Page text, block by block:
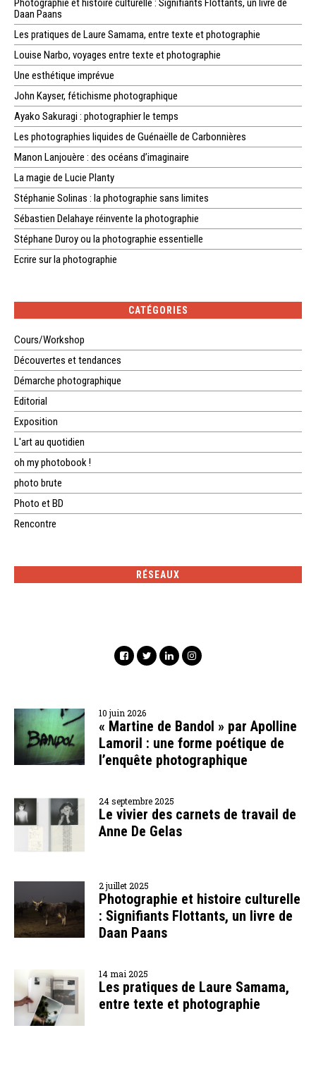
Photographie et histoire culturelle : Signifiants Flottants, un livre de
Daan Paans
Les pratiques de Laure Samama, entre texte et photographie
Louise Narbo, voyages entre texte et photographie
Une esthétique imprévue
John Kayser, fétichisme photographique
Ayako Sakuragi : photographier le temps
Les photographies liquides de Guénaëlle de Carbonnières
Manon Lanjouère : des océans d’imaginaire
La magie de Lucie Planty
Stéphanie Solinas : la photographie sans limites
Sébastien Delahaye réinvente la photographie
Stéphane Duroy ou la photographie essentielle
Ecrire sur la photographie
CATÉGORIES
Cours/Workshop
Découvertes et tendances
Démarche photographique
Editorial
Exposition
L'art au quotidien
oh my photobook !
photo brute
Photo et BD
Rencontre
RÉSEAUX
10 juin 2026
« Martine de Bandol » par Apolline
Lamoril : une forme poétique de
l’enquête photographique
24 septembre 2025
Le vivier des carnets de travail de
Anne De Gelas
2 juillet 2025
Photographie et histoire culturelle
: Signifiants Flottants, un livre de
Daan Paans
14 mai 2025
Les pratiques de Laure Samama,
entre texte et photographie